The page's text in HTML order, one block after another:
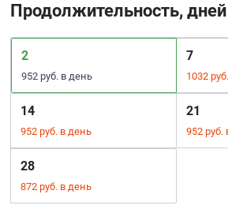
Продолжительность, дней
2
952 руб. в день
7
1032
14
952 руб. в день
21
952 руб.
28
872 руб. в день